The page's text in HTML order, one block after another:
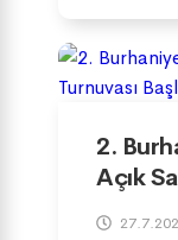
2.
Açık